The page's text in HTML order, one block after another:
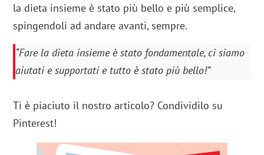
la dieta insieme è stato più bello e più semplice,
spingendoli ad andare avanti, sempre.
“Fare la dieta insieme è stato fondamentale, ci siamo
aiutati e supportati e tutto è stato più bello!”
Ti è piaciuto il nostro articolo? Condividilo su
Pinterest!